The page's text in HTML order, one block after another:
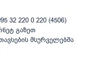
32 220 0 220 (4506)
გაზეთ
მსურველებმა